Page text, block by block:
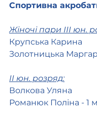
Спортивна
Жіночі пари ІІІ юн.
Крупська Карина
Золотницька
ІІ юн. розряд:
Волкова Уляна
Романюк Поліна - 1